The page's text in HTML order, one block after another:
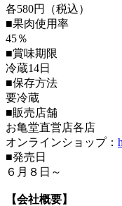
各580円（税込）
■果肉使用率
45％
■賞味期限
冷蔵14日
■保存方法
要冷蔵
■販売店舗
お亀堂直営店各店
オンラインショップ：
■発売日
６月８日～
【会社概要】